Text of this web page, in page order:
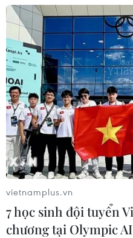
Cristiano
phải đá luân lưu cho
05/07/2016 09:05
Ronaldo đã yêu cầu tiền
vào loạt sút khi thấy cầu
vietnamplus.vn
7 học sinh đội tuyển
chương tại Olympic